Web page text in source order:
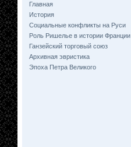
Главная
История
Социальные конфликты на Руси
Роль Ришелье в истории Франции
Ганзейский торговый союз
Архивная эвристика
Эпоха Петра Великого